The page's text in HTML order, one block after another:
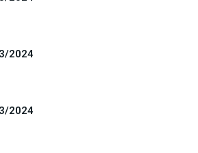
2024
2024